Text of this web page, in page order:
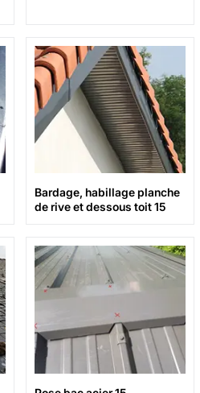
Bardage, habillage planche
de rive et dessous toit 15